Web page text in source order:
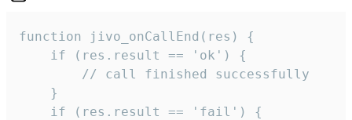
function jivo_onCallEnd(res) {
    if (res.result == 'ok') {
        // call finished successfully
    }
    if (res.result == 'fail') {